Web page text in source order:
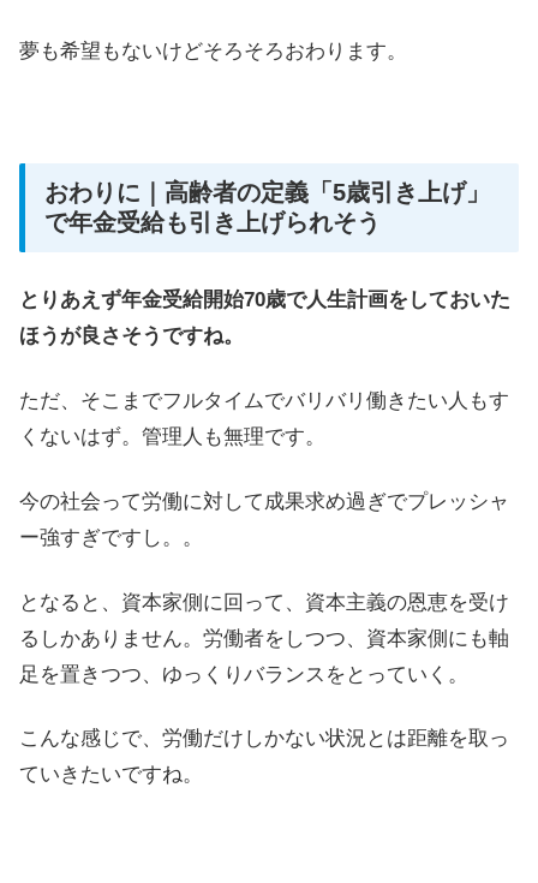
夢も希望もないけどそろそろおわります。
おわりに｜高齢者の定義「5歳引き上げ」
で年金受給も引き上げられそう
とりあえず年金受給開始70歳で人生計画をしておいた
ほうが良さそうですね。
ただ、そこまでフルタイムでバリバリ働きたい人もす
くないはず。管理人も無理です。
今の社会って労働に対して成果求め過ぎでプレッシャ
ー強すぎですし。。
となると、資本家側に回って、資本主義の恩恵を受け
るしかありません。労働者をしつつ、資本家側にも軸
足を置きつつ、ゆっくりバランスをとっていく。
こんな感じで、労働だけしかない状況とは距離を取っ
ていきたいですね。